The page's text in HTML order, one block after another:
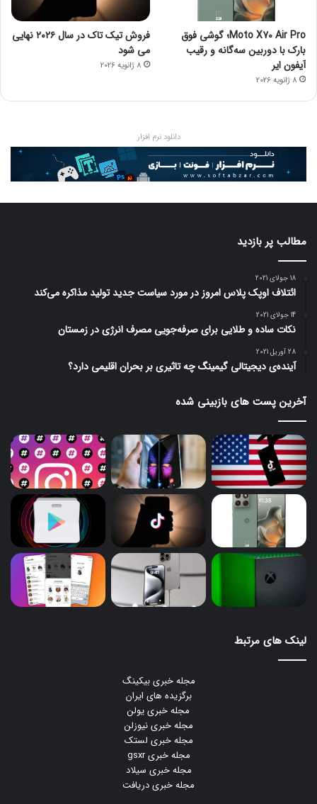
Moto X70 Air Pro؛ گوشی فوق
بارک با دوربین سه‌گانه و رقیب
آیفون ایر
8 ژانویه 2026
فروش تیک تاک در سال ۲۰۲۶ نهایی
می شود
8 ژانویه 2026
دانلود نرم افزار
مطالب پر بازدید
18 جولای 2021
ائتلاف اوپک پلاس امروز در مورد سیاست جدید تولید مذاکره می‌کند
14 جولای 2021
نکات ساده و طلایی برای صرفه‌جویی مصرف انرژی در زمستان
28 آوریل 2021
آینده‌ی دیجیتالی گیمینگ چه تاثیری بر بحران اقلیمی دارد؟
آخرین پست های بازبینی شده
لینک های مرتبط
مجله خبری بیکینگ
برگزیده های ایران
مجله خبری یولن
مجله خبری نیوزلن
مجله خبری لستک
مجله خبری gsxr
مجله خبری سیلاد
مجله خبری دریافت